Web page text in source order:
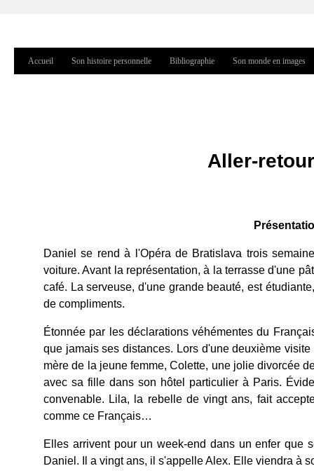
Menu principal
Accueil Son histoire personnelle Bibliographie Son monde en images
Aller-
Daniel se rend à l'Opéra de Bratislava trois
voiture. Avant la représentation, à la terrasse d'une
café. La serveuse, d'une grande beauté, est
de compliments.
Étonnée par les déclarations véhémentes du
que jamais ses distances. Lors d'une deuxième
mère de la jeune femme, Colette, une jolie divorcée
avec sa fille dans son hôtel particulier à Paris.
convenable. Lila, la rebelle de vingt ans, fait
comme ce Français…
Elles arrivent pour un week-end dans un enfer que
Daniel. Il a vingt ans, il s'appelle Alex. Elle viendra à